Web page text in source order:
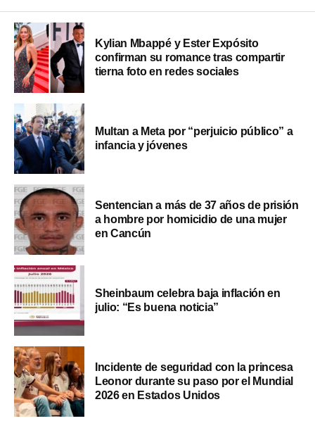
Kylian Mbappé y Ester Expósito
confirman su romance tras compartir
tierna foto en redes sociales
Multan a Meta por “perjuicio público” a
infancia y jóvenes
Sentencian a más de 37 años de prisión
a hombre por homicidio de una mujer
en Cancún
Sheinbaum celebra baja inflación en
julio: “Es buena noticia”
Incidente de seguridad con la princesa
Leonor durante su paso por el Mundial
2026 en Estados Unidos